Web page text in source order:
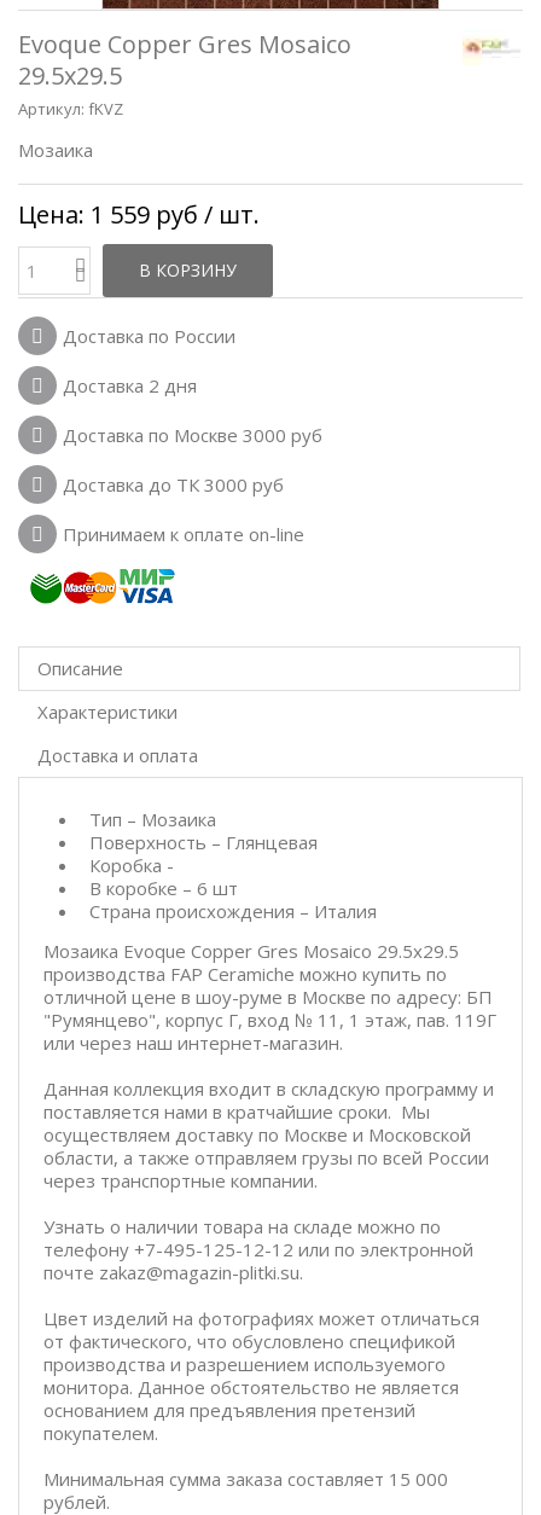
Evoque Copper Gres Mosaico
29.5x29.5
Артикул: fKVZ
Мозаика
Цена: 1 559 руб / шт.
В КОРЗИНУ
Доставка по России
Доставка 2 дня
Доставка по Москве 3000 руб
Доставка до ТК 3000 руб
Принимаем к оплате on-line
Описание
Характеристики
Доставка и оплата
Тип – Мозаика
Поверхность – Глянцевая
Коробка -
В коробке – 6 шт
Страна происхождения – Италия
Мозаика Evoque Copper Gres Mosaico 29.5x29.5
производства FAP Ceramiche можно купить по
отличной цене в шоу-руме в Москве по адресу: БП
"Румянцево", корпус Г, вход № 11, 1 этаж, пав. 119Г
или через наш интернет-магазин.
Данная коллекция входит в складскую программу и
поставляется нами в кратчайшие сроки. Мы
осуществляем доставку по Москве и Московской
области, а также отправляем грузы по всей России
через транспортные компании.
Узнать о наличии товара на складе можно по
телефону +7-495-125-12-12 или по электронной
почте zakaz@magazin-plitki.su.
Цвет изделий на фотографиях может отличаться
от фактического, что обусловлено спецификой
производства и разрешением используемого
монитора. Данное обстоятельство не является
основанием для предъявления претензий
покупателем.
Минимальная сумма заказа составляет 15 000
рублей.